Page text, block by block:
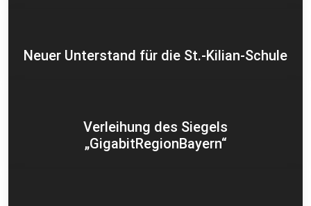
Neuer Unterstand für die St.-Kilian-Schule
Verleihung des Siegels
„GigabitRegionBayern“